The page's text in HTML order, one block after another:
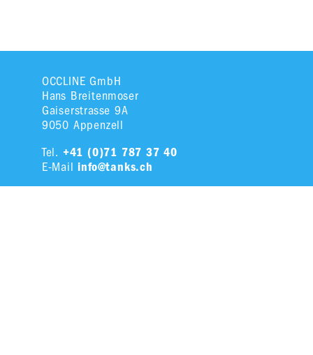
OCCLINE GmbH
Hans Breitenmoser
Gaiserstrasse 9A
9050 Appenzell
Tel. +41 (0)71 787 37 40
E-Mail info@tanks.ch